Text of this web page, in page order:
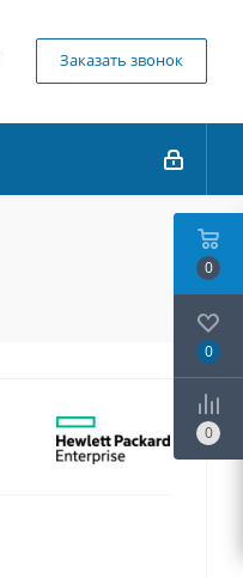
Заказать звонок
0
0
0